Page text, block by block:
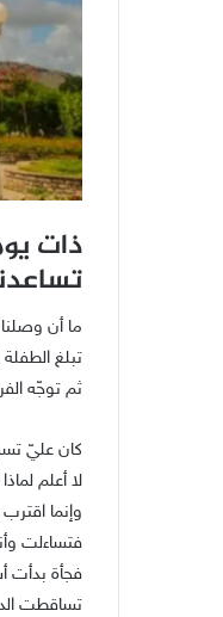
ذات
ما أن
تبلغ
ثم توجّه
كان عليّ
لا أعلم
وإنما
فتساءلت
فجأة
تساقطت